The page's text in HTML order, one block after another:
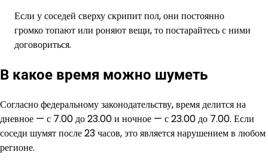
Если у соседей сверху скрипит пол, они постоянно
громко топают или роняют вещи, то постарайтесь с ними
договориться.
В какое время можно шуметь
Согласно федеральному законодательству, время делится на
дневное — с 7.00 до 23.00 и ночное — с 23.00 до 7.00. Если
соседи шумят после 23 часов, это является нарушением в любом
регионе.